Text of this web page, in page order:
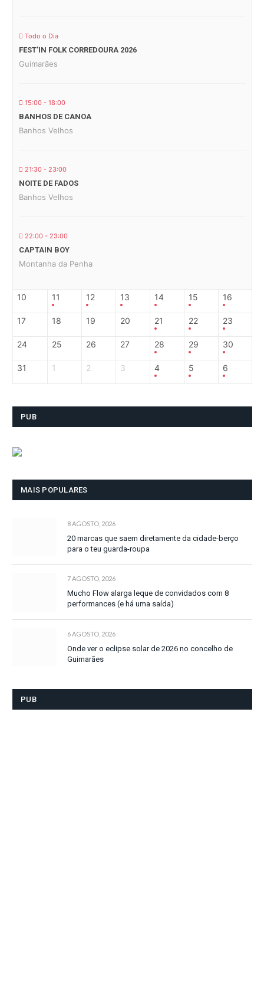
Todo o Dia
FEST’IN FOLK CORREDOURA 2026
Guimarães
15:00 - 18:00
BANHOS DE CANOA
Banhos Velhos
21:30 - 23:00
NOITE DE FADOS
Banhos Velhos
22:00 - 23:00
CAPTAIN BOY
Montanha da Penha
10 11 12 13 14 15 16
17 18 19 20 21 22 23
24 25 26 27 28 29 30
31 1 2 3 4 5 6
PUB
MAIS POPULARES
8 AGOSTO, 2026
20 marcas que saem diretamente da cidade-berço
para o teu guarda-roupa
7 AGOSTO, 2026
Mucho Flow alarga leque de convidados com 8
performances (e há uma saída)
6 AGOSTO, 2026
Onde ver o eclipse solar de 2026 no concelho de
Guimarães
PUB